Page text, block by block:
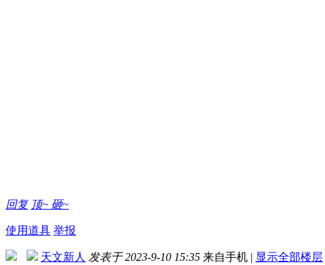
回复 顶~ 砸~
使用道具 举报
天文新人 发表于 2023-9-10 15:35 来自手机 | 显示全部楼层